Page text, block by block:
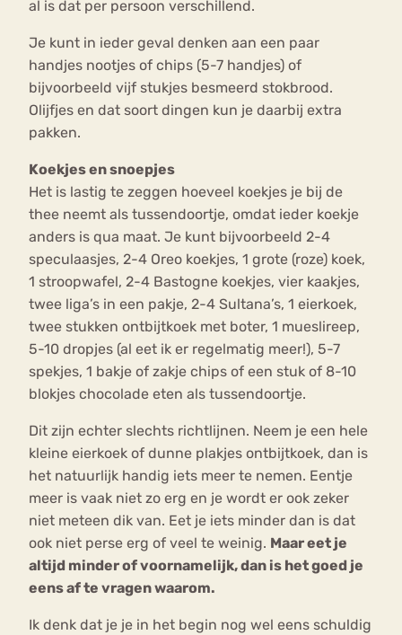
al is dat per persoon verschillend.
Je kunt in ieder geval denken aan een paar
handjes nootjes of chips (5-7 handjes) of
bijvoorbeeld vijf stukjes besmeerd stokbrood.
Olijfjes en dat soort dingen kun je daarbij extra
pakken.
Koekjes en snoepjes
Het is lastig te zeggen hoeveel koekjes je bij de
thee neemt als tussendoortje, omdat ieder koekje
anders is qua maat. Je kunt bijvoorbeeld 2-4
speculaasjes, 2-4 Oreo koekjes, 1 grote (roze) koek,
1 stroopwafel, 2-4 Bastogne koekjes, vier kaakjes,
twee liga’s in een pakje, 2-4 Sultana’s, 1 eierkoek,
twee stukken ontbijtkoek met boter, 1 mueslireep,
5-10 dropjes (al eet ik er regelmatig meer!), 5-7
spekjes, 1 bakje of zakje chips of een stuk of 8-10
blokjes chocolade eten als tussendoortje.
Dit zijn echter slechts richtlijnen. Neem je een hele
kleine eierkoek of dunne plakjes ontbijtkoek, dan is
het natuurlijk handig iets meer te nemen. Eentje
meer is vaak niet zo erg en je wordt er ook zeker
niet meteen dik van. Eet je iets minder dan is dat
ook niet perse erg of veel te weinig. Maar eet je
altijd minder of voornamelijk, dan is het goed je
eens af te vragen waarom.
Ik denk dat je je in het begin nog wel eens schuldig